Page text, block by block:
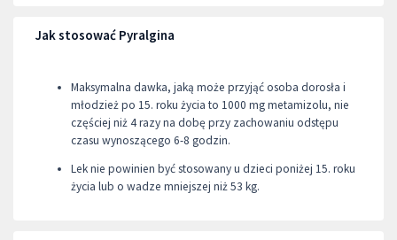
Jak stosować Pyralgina
Maksymalna dawka, jaką może przyjąć osoba dorosła i
młodzież po 15. roku życia to 1000 mg metamizolu, nie
częściej niż 4 razy na dobę przy zachowaniu odstępu
czasu wynoszącego 6-8 godzin.
Lek nie powinien być stosowany u dzieci poniżej 15. roku
życia lub o wadze mniejszej niż 53 kg.